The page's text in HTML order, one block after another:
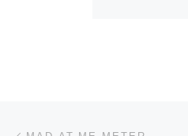
文章导航